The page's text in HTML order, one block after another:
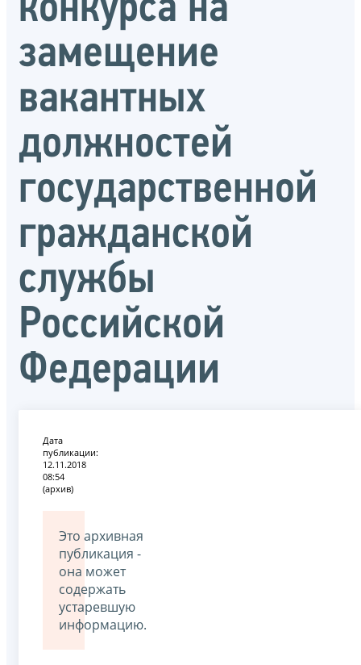
конкурса на
замещение
вакантных
должностей
государственной
гражданской
службы
Российской
Федерации
Дата
публикации:
12.11.2018
08:54
(архив)
Это архивная
публикация -
она может
содержать
устаревшую
информацию.